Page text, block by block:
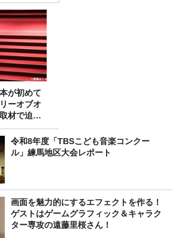
が初めて
ーオブオ
材で迫る
令和8年度「TBSこども音楽コンクー
ル」練馬地区大会レポート
画面を魅力的にするエフェクトを作る！
ゲストはゲームグラフィック＆キャラク
ター専攻の遠藤里桜さん！